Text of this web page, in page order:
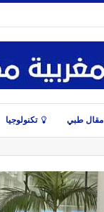
مقال طبي تكنولوجيا